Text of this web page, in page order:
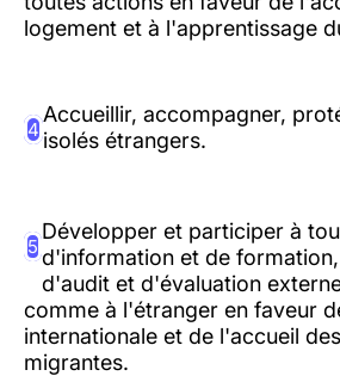
logement et à l'apprentissage
4
Accueillir, accompagner,
isolés étrangers.
5
Développer et participer à
d'information et de
d'audit et d'évaluation
comme à l'étranger en faveur
internationale et de l'accueil
migrantes.